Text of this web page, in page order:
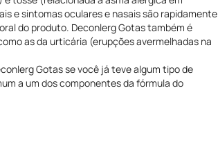
e sintomas oculares e nasais são rapidamente
do produto. Deconlerg Gotas também é
as da urticária (erupções avermelhadas na
Gotas se você já teve algum tipo de
a um dos componentes da fórmula do